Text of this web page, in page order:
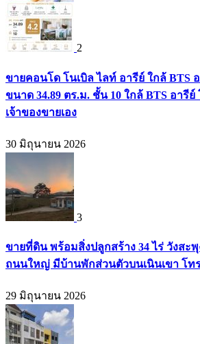
2
ขายคอนโด โนเบิล ไลท์ อารีย์ ใกล้ BTS
ขนาด 34.89 ตร.ม. ชั้น 10 ใกล้ BTS อารีย์
เจ้าของขายเอง
30 มิถุนายน 2026
3
ขายที่ดิน พร้อมสิ่งปลูกสร้าง 34 ไร่ วังสะ
ถนนใหญ่ มีบ้านพักส่วนตัวบนเนินเขา โทร
29 มิถุนายน 2026